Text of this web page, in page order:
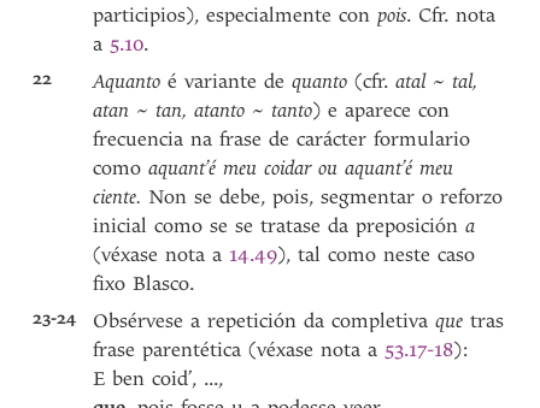
participios), especialmente conpois. Cfr. nota
a 5.10.
22 Aquantoé variante dequanto(cfr.atal ~tal,
atan ~tan, atanto ~tanto) e aparece con
frecuencia na frase de carácter formulario
comoaquant’é meu coidar ou aquant’é meu
ciente. Non se debe, pois, segmentar o reforzo
inicial como se se tratase da preposicióna
(véxase nota a 14.49), tal como neste caso
fixo Blasco.
23-24 Obsérvese a repetición da completivaquetras
frase parentética (véxase nota a 53.17-18):
E ben coid’, ...,